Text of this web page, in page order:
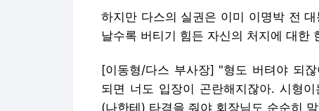
하지만 다스의 실권은 이미 이명박 전
날수록 버티기 힘든 자신의 처지에 대한
[이동형/다스 부사장] "형도 버텨야 되
되면 너도 입장이 곤란해지잖아. 시형
(나한테) 타격을 줘야 회장님도 순순히